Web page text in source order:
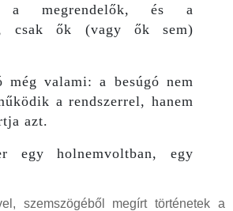
a megrendelők, és a
csak ők (vagy ők sem)
még valami: a besúgó nem
a rendszerrel, hanem
azt.
egy holnemvoltban, egy
szemszögéből megírt történetek a